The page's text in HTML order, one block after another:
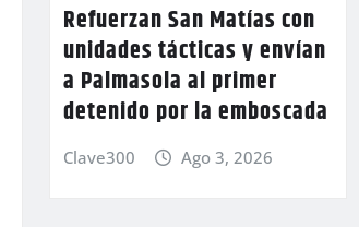
Refuerzan San Matías con
unidades tácticas y envían
a Palmasola al primer
detenido por la emboscada
Clave300 Ago 3, 2026